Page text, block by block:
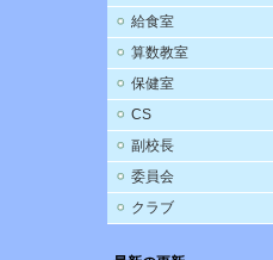
給食室
算数教室
保健室
CS
副校長
委員会
クラブ